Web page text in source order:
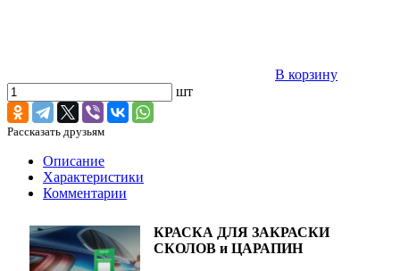
В корзину
шт
Рассказать друзьям
Описание
Характеристики
Комментарии
КРАСКА ДЛЯ ЗАКРАСКИ
СКОЛОВ и ЦАРАПИН